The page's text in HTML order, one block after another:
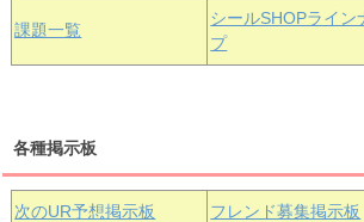
浦の星女学院3年生
黒澤ダイヤ
課題一覧
シールSHOPライン
プ
各種掲示板
次のUR予想掲示板 フレンド募集掲示板